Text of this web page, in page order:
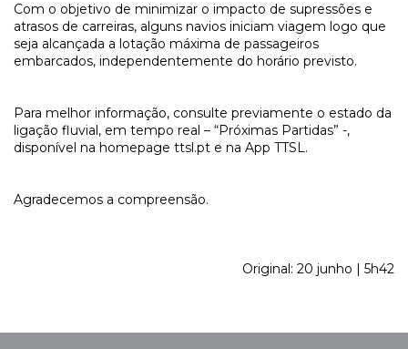
Com o objetivo de minimizar o impacto de supressões e
atrasos de carreiras, alguns navios iniciam viagem logo que
seja alcançada a lotação máxima de passageiros
embarcados, independentemente do horário previsto.
Para melhor informação, consulte previamente o estado da
ligação fluvial, em tempo real – “Próximas Partidas” -,
disponível na homepage ttsl.pt e na App TTSL.
Agradecemos a compreensão.
Original: 20 junho | 5h42